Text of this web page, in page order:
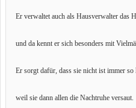
Er verwaltet auch als Hausverwalter das
und da kennt er sich besonders mit
Er sorgt dafür, dass sie nicht ist immer so
weil sie dann allen die Nachtruhe versaut.